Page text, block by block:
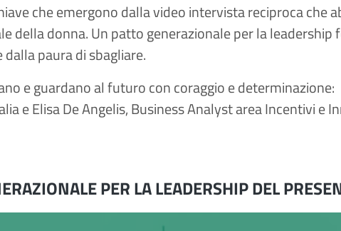
che emergono dalla video intervista reciproca che
della donna. Un patto generazionale per la leadership
paura di sbagliare.
e guardano al futuro con coraggio e
e Elisa De Angelis, Business Analyst area Incentivi e
PER LA LEADERSHIP DEL